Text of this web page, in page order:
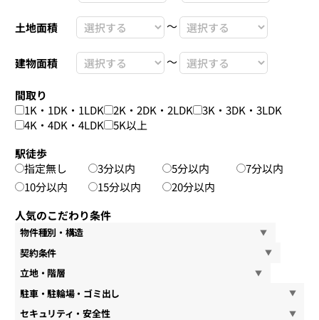
土地面積 〜
建物面積 〜
間取り
1K・1DK・1LDK
2K・2DK・2LDK
3K・3DK・3LDK
4K・4DK・4LDK
5K以上
駅徒歩
指定無し
3分以内 5分以内
7分以内
10分以内
15分以内
20分以内
人気のこだわり条件
物件種別・構造
契約条件
立地・階層
駐車・駐輪場・ゴミ出し
セキュリティ・安全性